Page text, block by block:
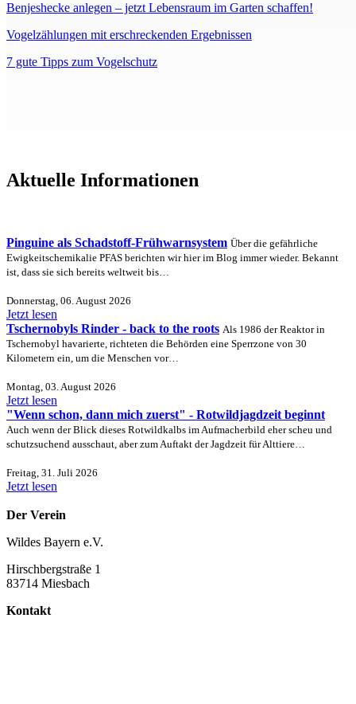
Benjeshecke anlegen – jetzt Lebensraum im Garten schaffen!
Vogelzählungen mit erschreckenden Ergebnissen
7 gute Tipps zum Vogelschutz
Aktuelle Informationen
Pinguine als Schadstoff-Frühwarnsystem Über die gefährliche
Ewigkeitschemikalie PFAS berichten wir hier im Blog immer wieder. Bekannt
ist, dass sie sich bereits weltweit bis…
Donnerstag, 06. August 2026
Jetzt lesen
Tschernobyls Rinder - back to the roots Als 1986 der Reaktor in
Tschernobyl havarierte, richteten die Behörden eine Sperrzone von 30
Kilometern ein, um die Menschen vor…
Montag, 03. August 2026
Jetzt lesen
"Wenn schon, dann mich zuerst" - Rotwildjagdzeit beginnt
Auch wenn der Blick dieses Rotwildkalbs im Aufmacherbild eher scheu und
schutzsuchend ausschaut, aber zum Auftakt der Jagdzeit für Alttiere…
Freitag, 31. Juli 2026
Jetzt lesen
Der Verein
Wildes Bayern e.V.
Hirschbergstraße 1
83714 Miesbach
Kontakt